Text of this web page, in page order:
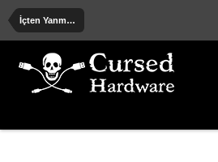
İçten Yanmalı ve Elektrik Motorlu Araçlar